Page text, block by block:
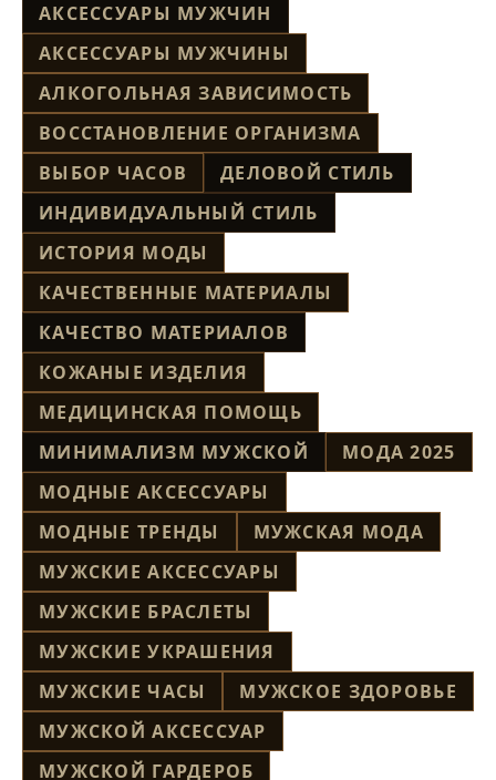
АКСЕССУАРЫ МУЖЧИН
АКСЕССУАРЫ МУЖЧИНЫ
АЛКОГОЛЬНАЯ ЗАВИСИМОСТЬ
ВОССТАНОВЛЕНИЕ ОРГАНИЗМА
ВЫБОР ЧАСОВ
ДЕЛОВОЙ СТИЛЬ
ИНДИВИДУАЛЬНЫЙ СТИЛЬ
ИСТОРИЯ МОДЫ
КАЧЕСТВЕННЫЕ МАТЕРИАЛЫ
КАЧЕСТВО МАТЕРИАЛОВ
КОЖАНЫЕ ИЗДЕЛИЯ
МЕДИЦИНСКАЯ ПОМОЩЬ
МИНИМАЛИЗМ МУЖСКОЙ
МОДА 2025
МОДНЫЕ АКСЕССУАРЫ
МОДНЫЕ ТРЕНДЫ
МУЖСКАЯ МОДА
МУЖСКИЕ АКСЕССУАРЫ
МУЖСКИЕ БРАСЛЕТЫ
МУЖСКИЕ УКРАШЕНИЯ
МУЖСКИЕ ЧАСЫ
МУЖСКОЕ ЗДОРОВЬЕ
МУЖСКОЙ АКСЕССУАР
МУЖСКОЙ ГАРДЕРОБ